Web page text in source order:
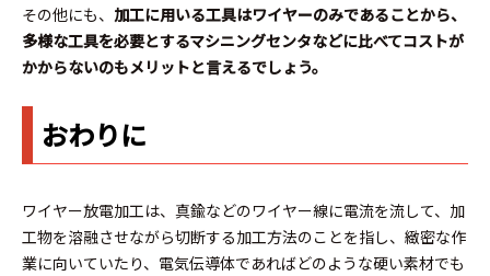
その他にも、 加工に用いる工具はワイヤーのみであることから、
多様な工具を必要とするマシニングセンタなどに比べてコストが
かからないのもメリットと言えるでしょう。
おわりに
ワイヤー放電加工は、真鍮などのワイヤー線に電流を流して、加
工物を溶融させながら切断する加工方法のことを指し、緻密な作
業に向いていたり、電気伝導体であればどのような硬い素材でも